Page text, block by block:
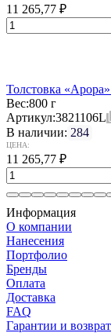
11 265,77 ₽
Толстовка
Вес:800 г
Артикул:3821106L
В наличии: 284
ЦЕНА:
11 265,77 ₽
Информация
О компании
Нанесения
Портфолио
Бренды
Оплата
Доставка
FAQ
Гарантии и возврат